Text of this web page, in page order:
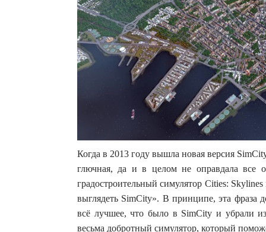
Когда в 2013 году вышла новая версия
глючная, да и в целом не оправдала все
градостроительный симулятор Cities:
выглядеть SimCity». В принципе, эта фраза
всё лучшее, что было в SimCity и убрали
весьма добротный симулятор, который